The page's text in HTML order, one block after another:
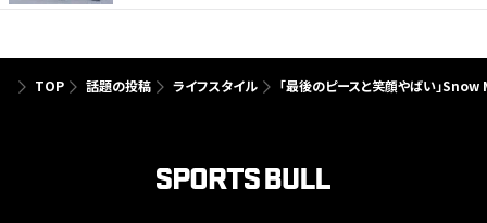
TOP 話題の投稿 ライフスタイル 「最後のピースと笑顔やばい」Snow